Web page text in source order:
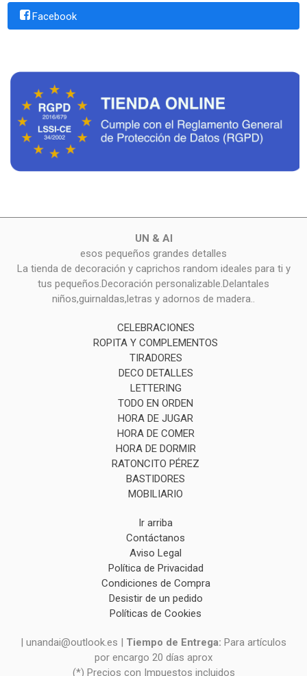
Facebook
UN & AI
esos pequeños grandes detalles
La tienda de decoración y caprichos random ideales para ti y
tus pequeños.Decoración personalizable.Delantales
niños,guirnaldas,letras y adornos de madera..
CELEBRACIONES
ROPITA Y COMPLEMENTOS
TIRADORES
DECO DETALLES
LETTERING
TODO EN ORDEN
HORA DE JUGAR
HORA DE COMER
HORA DE DORMIR
RATONCITO PÉREZ
BASTIDORES
MOBILIARIO
Ir arriba
Contáctanos
Aviso Legal
Política de Privacidad
Condiciones de Compra
Desistir de un pedido
Políticas de Cookies
| unandai@outlook.es | Tiempo de Entrega: Para artículos
por encargo 20 días aprox
(*) Precios con Impuestos incluidos